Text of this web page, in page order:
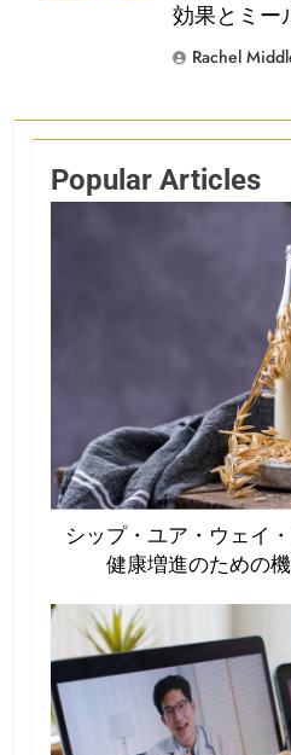
効果とミー
Rachel
Popular Articles
シップ・ユア・ウェイ
健康増進のための